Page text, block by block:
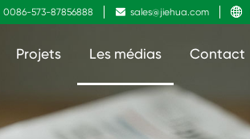
0086-573-87856888  sales@jiehua.com 
Projets Les médias Contact